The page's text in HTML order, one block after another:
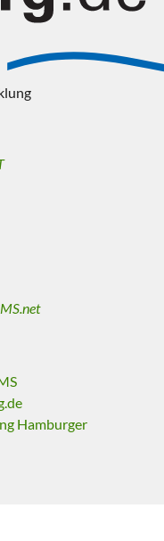
Hamburger